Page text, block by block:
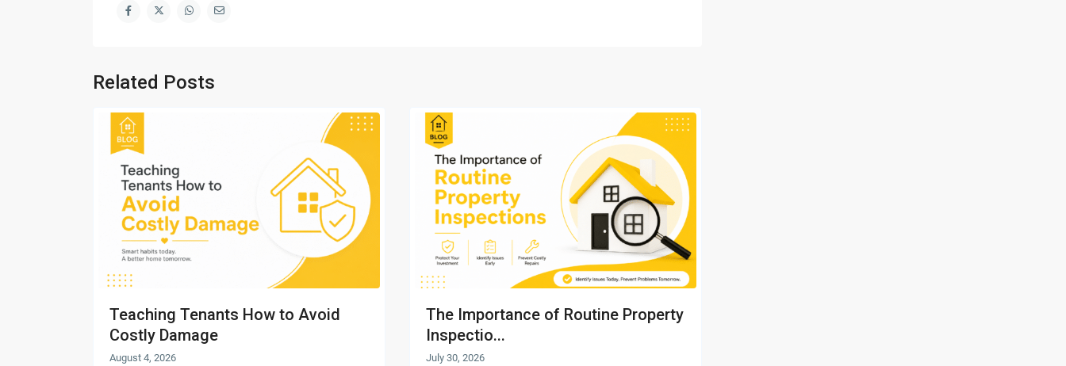
Related Posts
Teaching Tenants How to Avoid
Costly Damage
August 4, 2026
The Importance of Routine Property
Inspectio...
July 30, 2026